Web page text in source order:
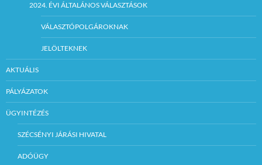
2024. ÉVI ÁLTALÁNOS VÁLASZTÁSOK
VÁLASZTÓPOLGÁROKNAK
JELÖLTEKNEK
AKTUÁLIS
PÁLYÁZATOK
ÜGYINTÉZÉS
SZÉCSÉNYI JÁRÁSI HIVATAL
ADÓÜGY